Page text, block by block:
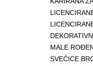
MALE
SVEĆICE